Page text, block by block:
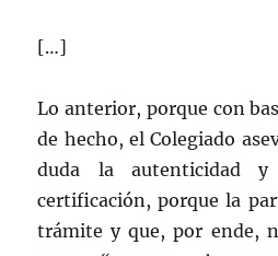
[…]
Lo anterior, porque con
de hecho, el Colegiado
duda la autenticidad
certificación, porque la
trámite y que, por ende,